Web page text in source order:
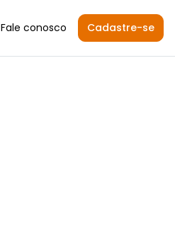
Fale conosco Cadastre-se